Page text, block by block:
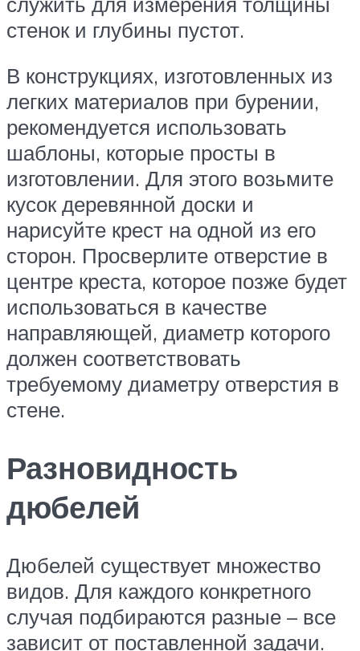
стенок и глубины пустот.
В конструкциях, изготовленных из
легких материалов при бурении,
рекомендуется использовать
шаблоны, которые просты в
изготовлении. Для этого возьмите
кусок деревянной доски и
нарисуйте крест на одной из его
сторон. Просверлите отверстие в
центре креста, которое позже будет
использоваться в качестве
направляющей, диаметр которого
должен соответствовать
требуемому диаметру отверстия в
стене.
Разновидность
дюбелей
Дюбелей существует множество
видов. Для каждого конкретного
случая подбираются разные – все
зависит от поставленной задачи.